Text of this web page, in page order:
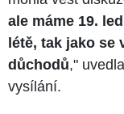
ale máme 19.
létě, tak jako se
důchodů,"
vysílání.